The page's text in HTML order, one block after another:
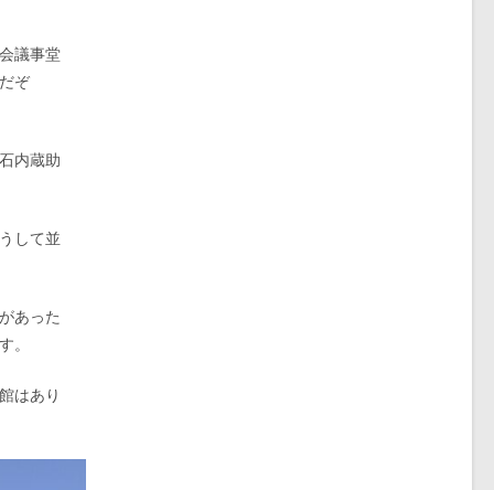
議事堂
ぞ
内蔵助
して並
あった
。
はあり